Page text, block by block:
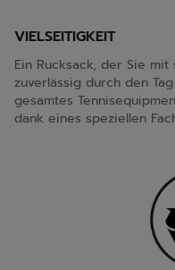
VIELSEITIGKEIT
Ein Rucksack, der Sie
zuverlässig durch den
gesamtes
dank eines speziellen